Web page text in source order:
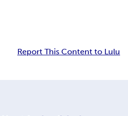
Report This Content to Lulu